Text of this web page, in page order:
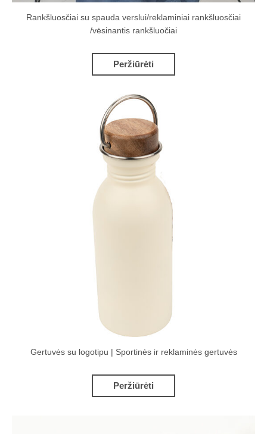
Rankšluosčiai su spauda verslui/reklaminiai rankšluosčiai
/vėsinantis rankšluočiai
Peržiūrėti
Gertuvės su logotipu | Sportinės ir reklaminės gertuvės
Peržiūrėti